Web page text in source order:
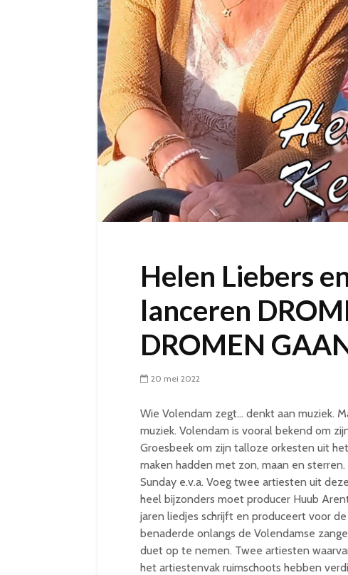
Helen Liebers
lanceren
DROMEN
20 mei 2022
Wie Volendam zegt… denkt aan muziek.
muziek. Volendam is vooral bekend om
Groesbeek om zijn talloze orkesten uit
maken hadden met zon, maan en
Sunday e.v.a. Voeg twee artiesten uit
heel bijzonders moet producer Huub
jaren liedjes schrijft en produceert voor
benaderde onlangs de Volendamse
duet op te nemen. Twee artiesten
het artiestenvak ruimschoots hebben